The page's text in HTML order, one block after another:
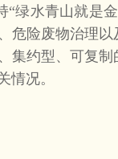
“绿水青山就是
危险废物治理以
集约型、可复
情况。